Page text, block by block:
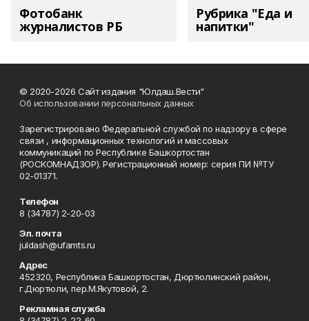
Фотобанк
журналистов РБ
Рубрика "Еда и
напитки"
© 2020-2026 Сайт издания "Юлдаш.Вести"
Об использовании персональных данных
Зарегистрировано Федеральной службой по надзору в сфере
связи , информационных технологий и массовых
коммуникаций по Республике Башкортостан
(РОСКОМНАДЗОР). Регистрационный номер: серия ПИ №ТУ
02-01371.
Телефон
8 (34787) 2-20-03
Эл. почта
juldash@ufamts.ru
Адрес
452320, Республика Башкортостан, Дюртюлинский район,
г.Дюртюли, пер.М.Якутовой, 2.
Рекламная служба